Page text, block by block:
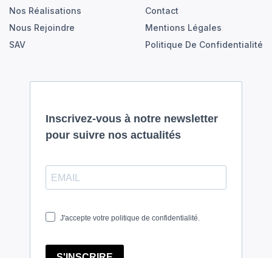
Nos Réalisations
Nous Rejoindre
SAV
Contact
Mentions Légales
Politique De Confidentialité